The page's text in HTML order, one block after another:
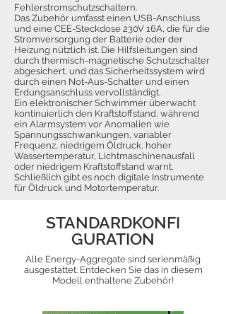
Fehlerstromschutzschaltern.
Das Zubehör umfasst einen USB-Anschluss
und eine CEE-Steckdose 230V 16A, die für die
Stromversorgung der Batterie oder der
Heizung nützlich ist. Die Hilfsleitungen sind
durch thermisch-magnetische Schutzschalter
abgesichert, und das Sicherheitssystem wird
durch einen Not-Aus-Schalter und einen
Erdungsanschluss vervollständigt.
Ein elektronischer Schwimmer überwacht
kontinuierlich den Kraftstoffstand, während
ein Alarmsystem vor Anomalien wie
Spannungsschwankungen, variabler
Frequenz, niedrigem Öldruck, hoher
Wassertemperatur, Lichtmaschinenausfall
oder niedrigem Kraftstoffstand warnt.
Schließlich gibt es noch digitale Instrumente
für Öldruck und Motortemperatur.
STANDARDKONFI
GURATION
Alle Energy-Aggregate sind serienmäßig
ausgestattet. Entdecken Sie das in diesem
Modell enthaltene Zubehör!